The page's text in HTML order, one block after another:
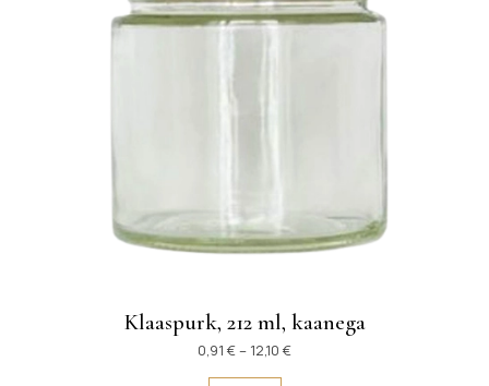
Klaaspurk, 212 ml, kaanega
0,91 €– 12,10 €Hinnavahemik: 0,91 € kuni
Sellel tootel on mitu